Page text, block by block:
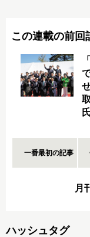
この連載の前回
一番最初の記事
月
ハッシュタグ